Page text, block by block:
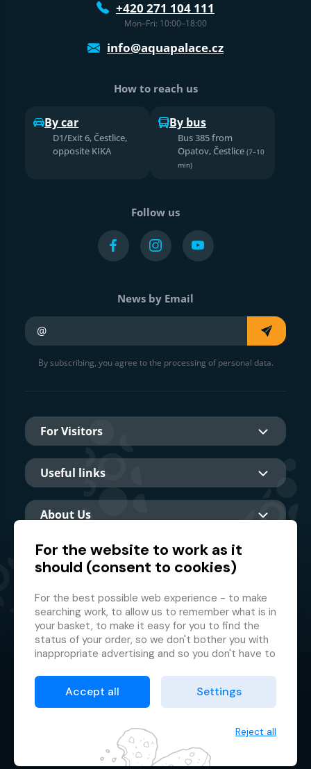
+420 271 104 111
Mon–Fri: 10:00–18:00
info@aquapalace.cz
How to reach us
By car
D1/Exit 6, Čestlice,
opposite KIKA
By bus
Bus 385 from
Opatov, Čestlice (7–10
min)
Follow us
News by Email
By subscribing, you agree to the processing of personal data.
For Visitors
Useful links
About Us
Main partner
© 2026 GMF Aquapark Prague, a.s.
Protection of personal data
Terms & Conditions
Cookie manager
For the website to work as it
should (consent to cookies)
For the best possible web experience - to make
searching work, to allow us to remember what is in
your basket, to make it easy for you to find the
status of your order, so we don't bother you with
inappropriate advertising and so you don't have to
This is why we need your consent toprocessing
of cookies
, i.e. small files which are temporarily
consent and helping us to improve the website.
Accept all Settings
Reject all